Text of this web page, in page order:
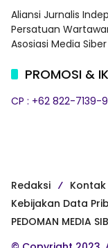
Aliansi Jurnalis
Persatuan
Asosiasi Media
PROMOSI &
CP : +62 822-7139-
Redaksi Kontak
Kebijakan Data
PEDOMAN MEDIA